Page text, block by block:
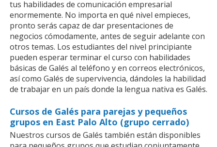
tus habilidades de comunicación empresarial
enormemente. No importa en qué nivel empieces,
pronto serás capaz de dar presentaciones de
negocios cómodamente, antes de seguir adelante con
otros temas. Los estudiantes del nivel principiante
pueden esperar terminar el curso con habilidades
básicas de Galés al teléfono y en correos electrónicos,
así como Galés de supervivencia, dándoles la habilidad
de trabajar en un país donde la lengua nativa es Galés.
Cursos de Galés para parejas y pequeños
grupos en East Palo Alto (grupo cerrado)
Nuestros cursos de Galés también están disponibles